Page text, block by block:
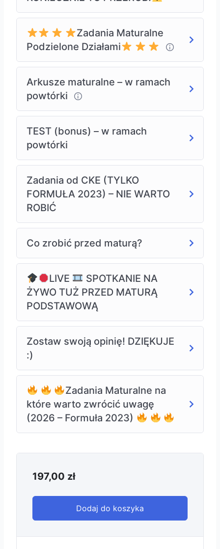
Zadania Maturalne
Podzielone Działami
Arkusze maturalne – w ramach
powtórki
TEST (bonus) – w ramach
powtórki
Zadania od CKE (TYLKO
FORMUŁA 2023) – NIE WARTO
ROBIĆ
Co zrobić przed maturą?
LIVE
SPOTKANIE NA
ŻYWO TUŻ PRZED MATURĄ
PODSTAWOWĄ
Zostaw swoją opinię! DZIĘKUJE
:)
Zadania Maturalne na
które warto zwrócić uwagę
(2026 – Formuła 2023)
197,00 zł
Dodaj do koszyka